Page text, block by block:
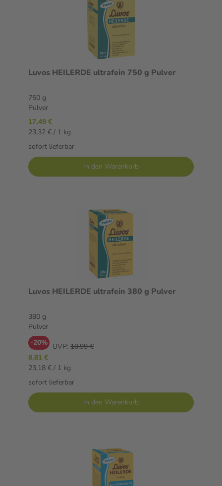
Luvos HEILERDE ultrafein 750 g Pulver
750 g
Pulver
17,49 €
23,32 € / 1 kg
sofort lieferbar
In den Warenkorb
Luvos HEILERDE ultrafein 380 g Pulver
380 g
Pulver
-20% UVP: 10,99 €
8,81 €
23,18 € / 1 kg
sofort lieferbar
In den Warenkorb